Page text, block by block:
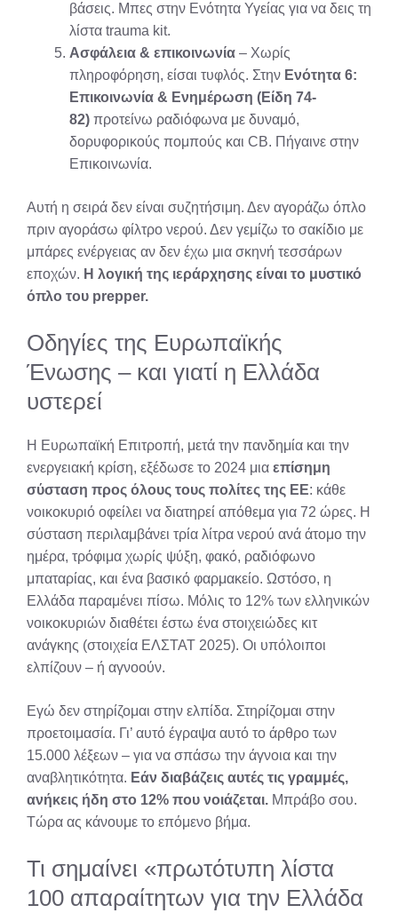
βάσεις. Μπες στην Ενότητα Υγείας για να δεις τη
λίστα trauma kit.
Ασφάλεια & επικοινωνία – Χωρίς
πληροφόρηση, είσαι τυφλός. Στην Ενότητα 6:
Επικοινωνία & Ενημέρωση (Είδη 74-
82) προτείνω ραδιόφωνα με δυναμό,
δορυφορικούς πομπούς και CB. Πήγαινε στην
Επικοινωνία.
Αυτή η σειρά δεν είναι συζητήσιμη. Δεν αγοράζω όπλο
πριν αγοράσω φίλτρο νερού. Δεν γεμίζω το σακίδιο με
μπάρες ενέργειας αν δεν έχω μια σκηνή τεσσάρων
εποχών. Η λογική της ιεράρχησης είναι το μυστικό
όπλο του prepper.
Οδηγίες της Ευρωπαϊκής
Ένωσης – και γιατί η Ελλάδα
υστερεί
Η Ευρωπαϊκή Επιτροπή, μετά την πανδημία και την
ενεργειακή κρίση, εξέδωσε το 2024 μια επίσημη
σύσταση προς όλους τους πολίτες της ΕΕ: κάθε
νοικοκυριό οφείλει να διατηρεί απόθεμα για 72 ώρες. Η
σύσταση περιλαμβάνει τρία λίτρα νερού ανά άτομο την
ημέρα, τρόφιμα χωρίς ψύξη, φακό, ραδιόφωνο
μπαταρίας, και ένα βασικό φαρμακείο. Ωστόσο, η
Ελλάδα παραμένει πίσω. Μόλις το 12% των ελληνικών
νοικοκυριών διαθέτει έστω ένα στοιχειώδες κιτ
ανάγκης (στοιχεία ΕΛΣΤΑΤ 2025). Οι υπόλοιποι
ελπίζουν – ή αγνοούν.
Εγώ δεν στηρίζομαι στην ελπίδα. Στηρίζομαι στην
προετοιμασία. Γι’ αυτό έγραψα αυτό το άρθρο των
15.000 λέξεων – για να σπάσω την άγνοια και την
αναβλητικότητα. Εάν διαβάζεις αυτές τις γραμμές,
ανήκεις ήδη στο 12% που νοιάζεται. Μπράβο σου.
Τώρα ας κάνουμε το επόμενο βήμα.
Τι σημαίνει «πρωτότυπη λίστα
100 απαραίτητων για την Ελλάδα